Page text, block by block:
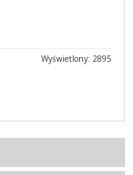
Wyświetlony: 2895